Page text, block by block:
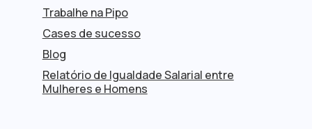
Trabalhe na Pipo
Cases de sucesso
Blog
Relatório de Igualdade Salarial entre
Mulheres e Homens